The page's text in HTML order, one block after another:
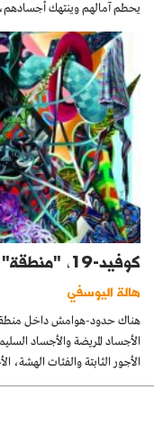
يحطم آمالهم وينتهك
كوفيد-19، "منطقة" صراع شمال/جنوب؟
هالة اليوسفي
الأجساد المريضة والأجساد
الأجور الثابتة والفئات الهشة،